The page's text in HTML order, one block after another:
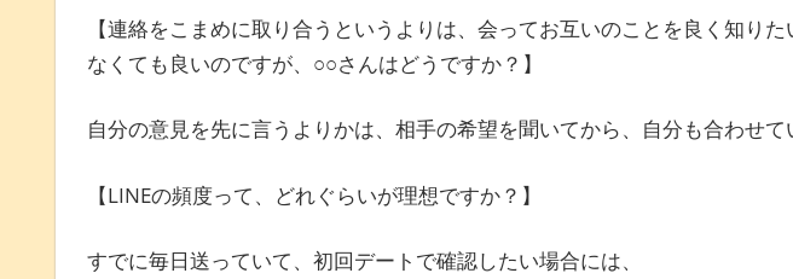
【連絡をこまめに取り合うというよりは、会ってお互いのことを良く知り
なくても良いのですが、○○さんはどうですか？】
自分の意見を先に言うよりかは、相手の希望を聞いてから、自分も合わせて
【LINEの頻度って、どれぐらいが理想ですか？】
すでに毎日送っていて、初回デートで確認したい場合には、